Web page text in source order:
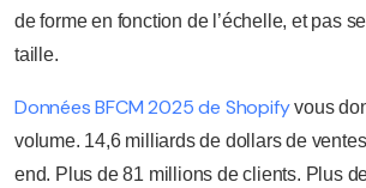
de forme en fonction de l’échelle, et pas
taille.
Données BFCM 2025 de Shopifyvous
volume. 14,6 milliards de dollars de
end. Plus de 81 millions de clients. Plus